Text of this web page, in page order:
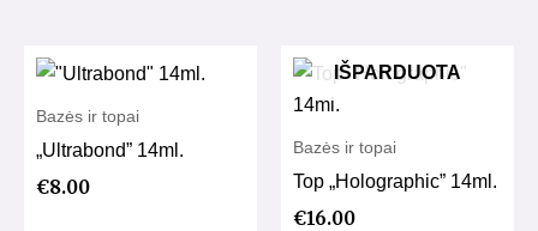
Bazės ir topai
„Ultrabond” 14ml.
€8.00
IŠPARDUOTA
Bazės ir topai
Top „Holographic” 14ml.
€16.00